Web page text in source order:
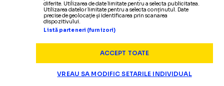
20.07
RADU NAUM Argentina, ce rușine!
CĂTĂLIN ȚEPELIN Campioanafără demnitate
CRISTIAN
DAN UDREA
CĂTĂLIN
diferite. Utilizarea de date limitate pentru a selecta publicitatea.
Utilizarea datelor limitate pentru a selecta conținutul. Date
precise de geolocație și identificarea prin scanarea
dispozitivului.
Listă parteneri (furnizori)
ACCEPT TOATE
VREAU SA MODIFIC SETARILE INDIVIDUAL